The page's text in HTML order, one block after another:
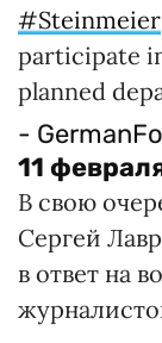
#Steinmeier
participate
planned
-
11
В свою
Сергей
в ответ на